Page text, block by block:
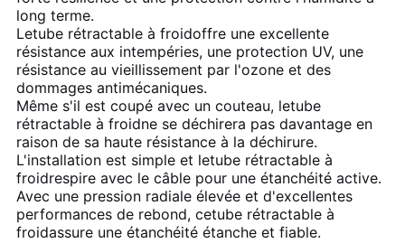
long terme.
Letube rétractable à froidoffre une excellente
résistance aux intempéries, une protection UV, une
résistance au vieillissement par l'ozone et des
dommages antimécaniques.
Même s'il est coupé avec un couteau, letube
rétractable à froidne se déchirera pas davantage en
raison de sa haute résistance à la déchirure.
L'installation est simple et letube rétractable à
froidrespire avec le câble pour une étanchéité active.
Avec une pression radiale élevée et d'excellentes
performances de rebond, cetube rétractable à
froidassure une étanchéité étanche et fiable.